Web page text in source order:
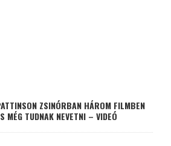
ZSINÓRBAN HÁROM FILMBEN
MÉG TUDNAK NEVETNI – VIDEÓ